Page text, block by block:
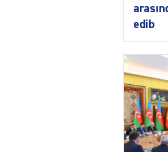
edib